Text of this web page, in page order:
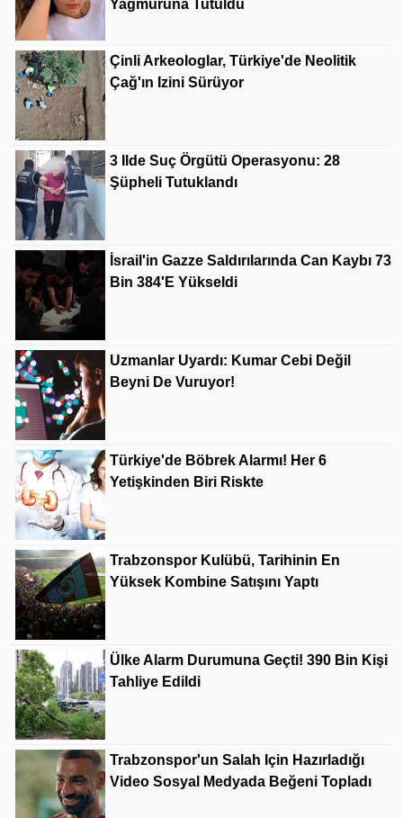
Yağmuruna Tutuldu
Çinli Arkeologlar, Türkiye'de Neolitik
Çağ'ın Izini Sürüyor
3 Ilde Suç Örgütü Operasyonu: 28
Şüpheli Tutuklandı
İsrail'in Gazze Saldırılarında Can Kaybı 73
Bin 384'e Yükseldi
Uzmanlar Uyardı: Kumar Cebi Değil
Beyni De Vuruyor!
Türkiye'de Böbrek Alarmı! Her 6
Yetişkinden Biri Riskte
Trabzonspor Kulübü, Tarihinin En
Yüksek Kombine Satışını Yaptı
Ülke Alarm Durumuna Geçti! 390 Bin Kişi
Tahliye Edildi
Trabzonspor'un Salah Için Hazırladığı
Video Sosyal Medyada Beğeni Topladı